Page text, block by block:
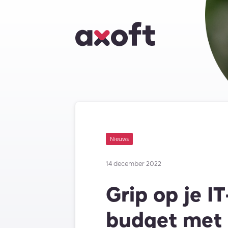
Nieuws
14 december 2022
Grip op je
budget met